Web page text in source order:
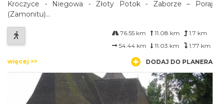
Kroczyce - Niegowa - Złoty Potok - Zaborze – Poraj
(Zamonitu)...
76.55 km 11.08 km
1.7 km
54.44 km
11.03 km 1.77 km
więcej >> DODAJ DO PLANERA